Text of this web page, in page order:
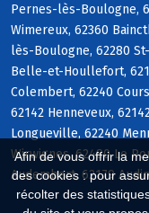
Afin de vous offrir la
des cookies : pour
récolter des
Pernes-lès-Boulogne,
Wimereux, 62360
lès-Boulogne, 62280
Belle-et-Houllefort,
Colembert, 62240
62142 Henneveux,
Longueville, 62240
Wirwignes, 62480 Le
Audembert, 62179